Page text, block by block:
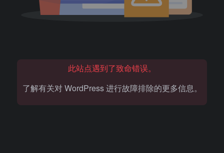
此站点遇到了致命错误。
了解有关对 WordPress 进行故障排除的更多信息。